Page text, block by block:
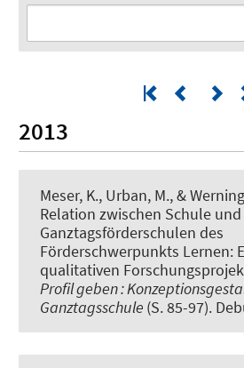
2013
Meser, K., Urban, M., &
Relation zwischen Schule
Ganztagsförderschulen des
Förderschwerpunkts Lernen:
qualitativen
Profil geben :
Ganztagsschule (S. 85-97).